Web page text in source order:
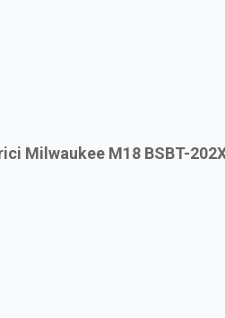
Milwaukee M18 BSBT-